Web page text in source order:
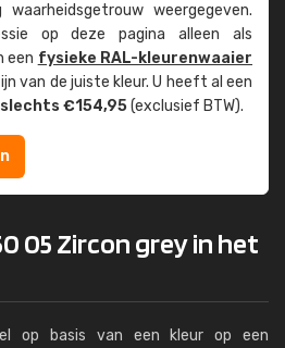
weer­gegeven.
op deze pagina alleen als
een fysieke RAL-kleuren­waaier
van de juiste kleur. U heeft al een
slechts €154,95(exclusief BTW).
05 Zircon grey in het
op basis van een kleur op een